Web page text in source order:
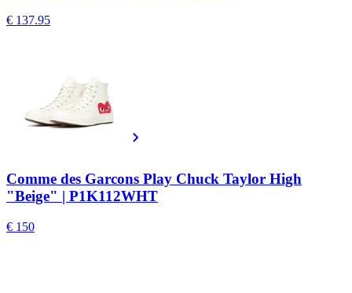
€ 137.95
Comme des Garcons Play Chuck Taylor High
"Beige" | P1K112WHT
€ 150